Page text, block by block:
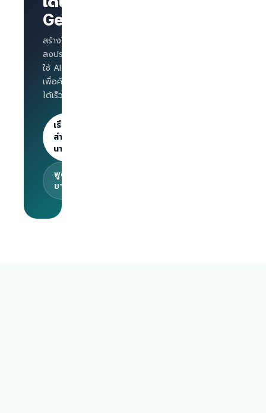
GetLinks?
สร้างโปรไฟล์บริษัท
ลงประกาศงาน และ
ใช้ AI Interview
เพื่อคัดกรองผู้สมัคร
ได้เร็วขึ้น
เริ่มต้น
สำหรับ
นายจ้าง
พูดคุยกับทีม
ขาย